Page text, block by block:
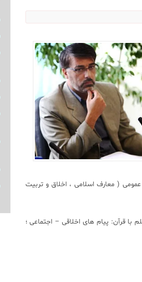
دروس عمومی ( معارف اسلامی ، اخلاق و تربیت
با قرآن: پیام های اخلاقی – اجتماعی ؛